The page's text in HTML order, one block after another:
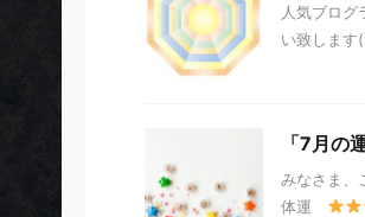
人気ブロ
い致しま
「7月の
みなさま、
体運